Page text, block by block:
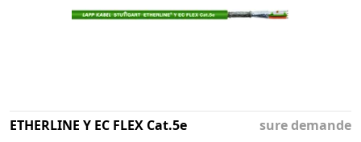
ETHERLINE Y EC FLEX Cat.5e
sure demande